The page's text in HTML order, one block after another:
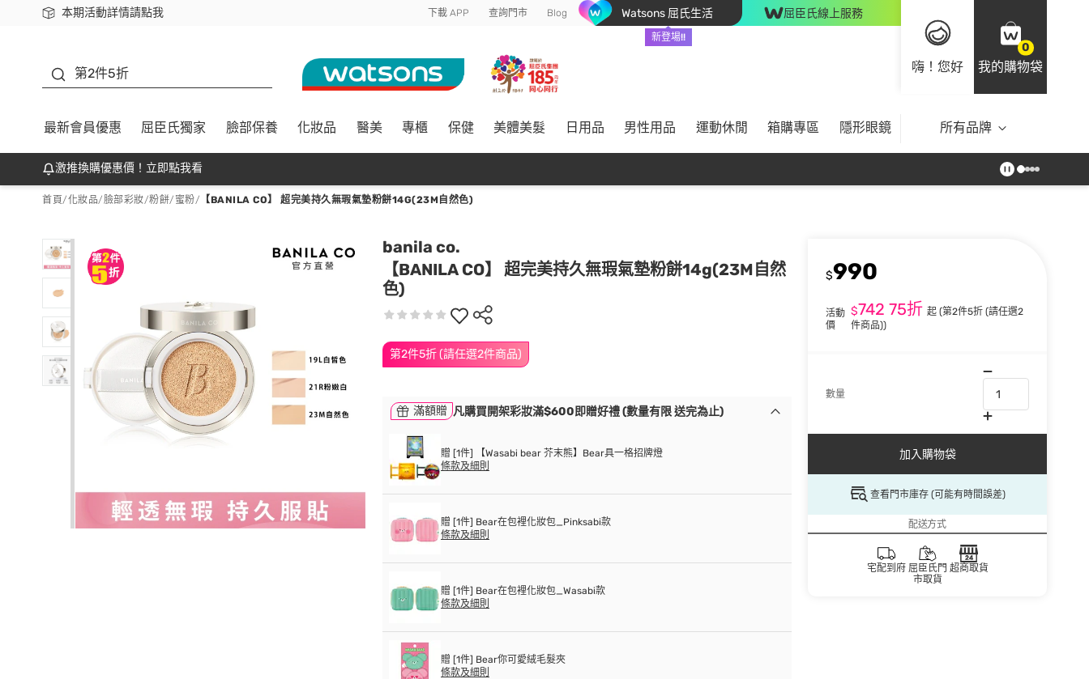
本期活動詳情請點我
下載app最高回饋$350 下載 APP 查詢門市 Blog Watsons 屈氏生活
新登場!!
屈臣氏線上服務
嗨！您好
0
我的購物袋
第2件5折
最新會員優惠 屈臣氏獨家 臉部保養 化妝品 醫美 專櫃 保健 美體美髮 日用品 男性用品 運動休閒 箱購專區 隱形眼鏡 所有品牌
激推換購優惠價！立即點我看
首頁/化妝品/臉部彩妝/粉餅/蜜粉/ 【BANILA CO】 超完美持久無瑕氣墊粉餅14G(23M自然色)
banila co.
【BANILA CO】 超完美持久無瑕氣墊粉餅14g(23M自然
色)
第2件5折 (請任選2件商品)
$990
活動
價
$742 75折 起 (第2件5折 (請任選2
件商品))
數量
加入購物袋
查看門市庫存 (可能有時間誤差)
配送方式
宅配到府 屈臣氏門
市取貨
超商取貨
滿額贈 凡購買開架彩妝滿$600即贈好禮 (數量有限 送完為止)
贈 [1件] 【Wasabi bear 芥末熊】Bear具一格招牌燈
條款及細則
贈 [1件] Bear在包裡化妝包_Pinksabi款
條款及細則
贈 [1件] Bear在包裡化妝包_Wasabi款
條款及細則
贈 [1件] Bear你可愛絨毛髮夾
條款及細則